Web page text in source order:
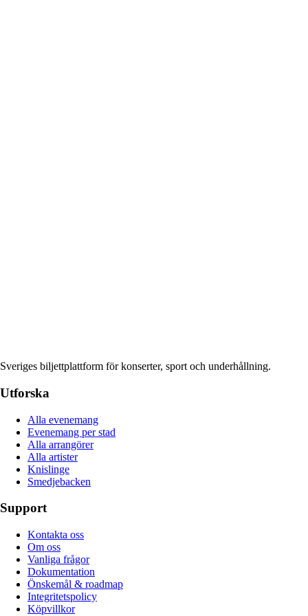
Sveriges biljettplattform för konserter, sport och underhållning.
Utforska
Alla evenemang
Evenemang per stad
Alla arrangörer
Alla artister
Knislinge
Smedjebacken
Support
Kontakta oss
Om oss
Vanliga frågor
Dokumentation
Önskemål & roadmap
Integritetspolicy
Köpvillkor